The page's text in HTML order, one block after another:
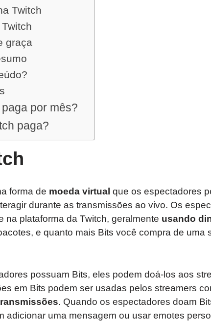
Twitch
graça
por mês?
paga?
forma de moeda virtual que os espectadores
durante as transmissões ao vivo. Os
na plataforma da Twitch, geralmente usando
e quanto mais Bits você compra de uma
possuam Bits, eles podem doá-los aos
em Bits podem ser usadas pelos streamers
. Quando os espectadores doam
adicionar uma mensagem ou usar emotes